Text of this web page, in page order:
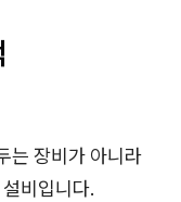
는 장비가 아니라
비입니다.